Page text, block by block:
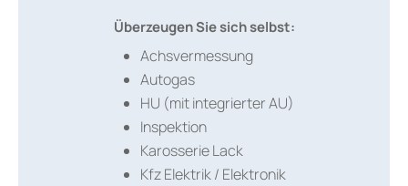
Überzeugen Sie sich selbst:
Achsvermessung
Autogas
HU (mit integrierter AU)
Inspektion
Karosserie Lack
Kfz Elektrik / Elektronik